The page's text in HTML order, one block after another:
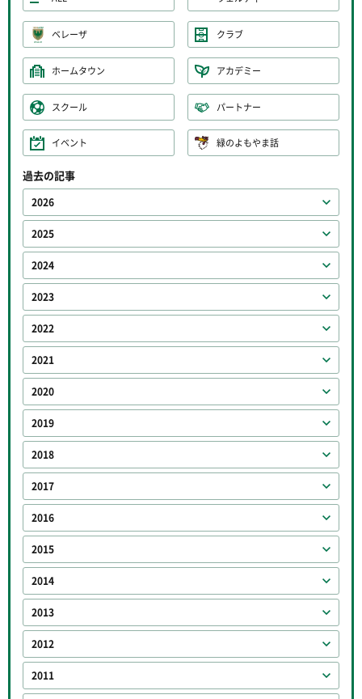
ベレーザ クラブ
ホームタウン アカデミー
スクール パートナー
イベント 緑のよもやま話
過去の記事
2026
2025
2024
2023
2022
2021
2020
2019
2018
2017
2016
2015
2014
2013
2012
2011